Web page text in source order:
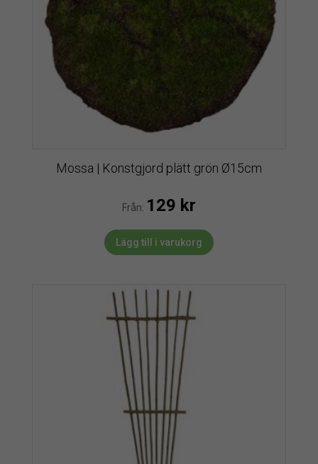
Mossa | Konstgjord plätt grön Ø15cm
Från: 129 kr
Lägg till i varukorg